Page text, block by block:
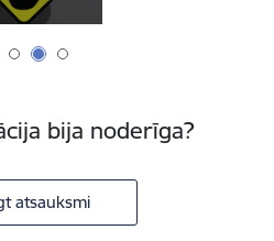
bija noderīga?
atsauksmi